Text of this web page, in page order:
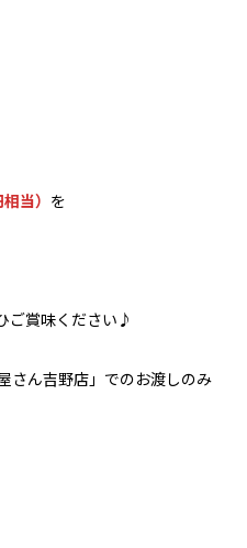
当） を
ご賞味ください♪
さん吉野店」でのお渡しのみ